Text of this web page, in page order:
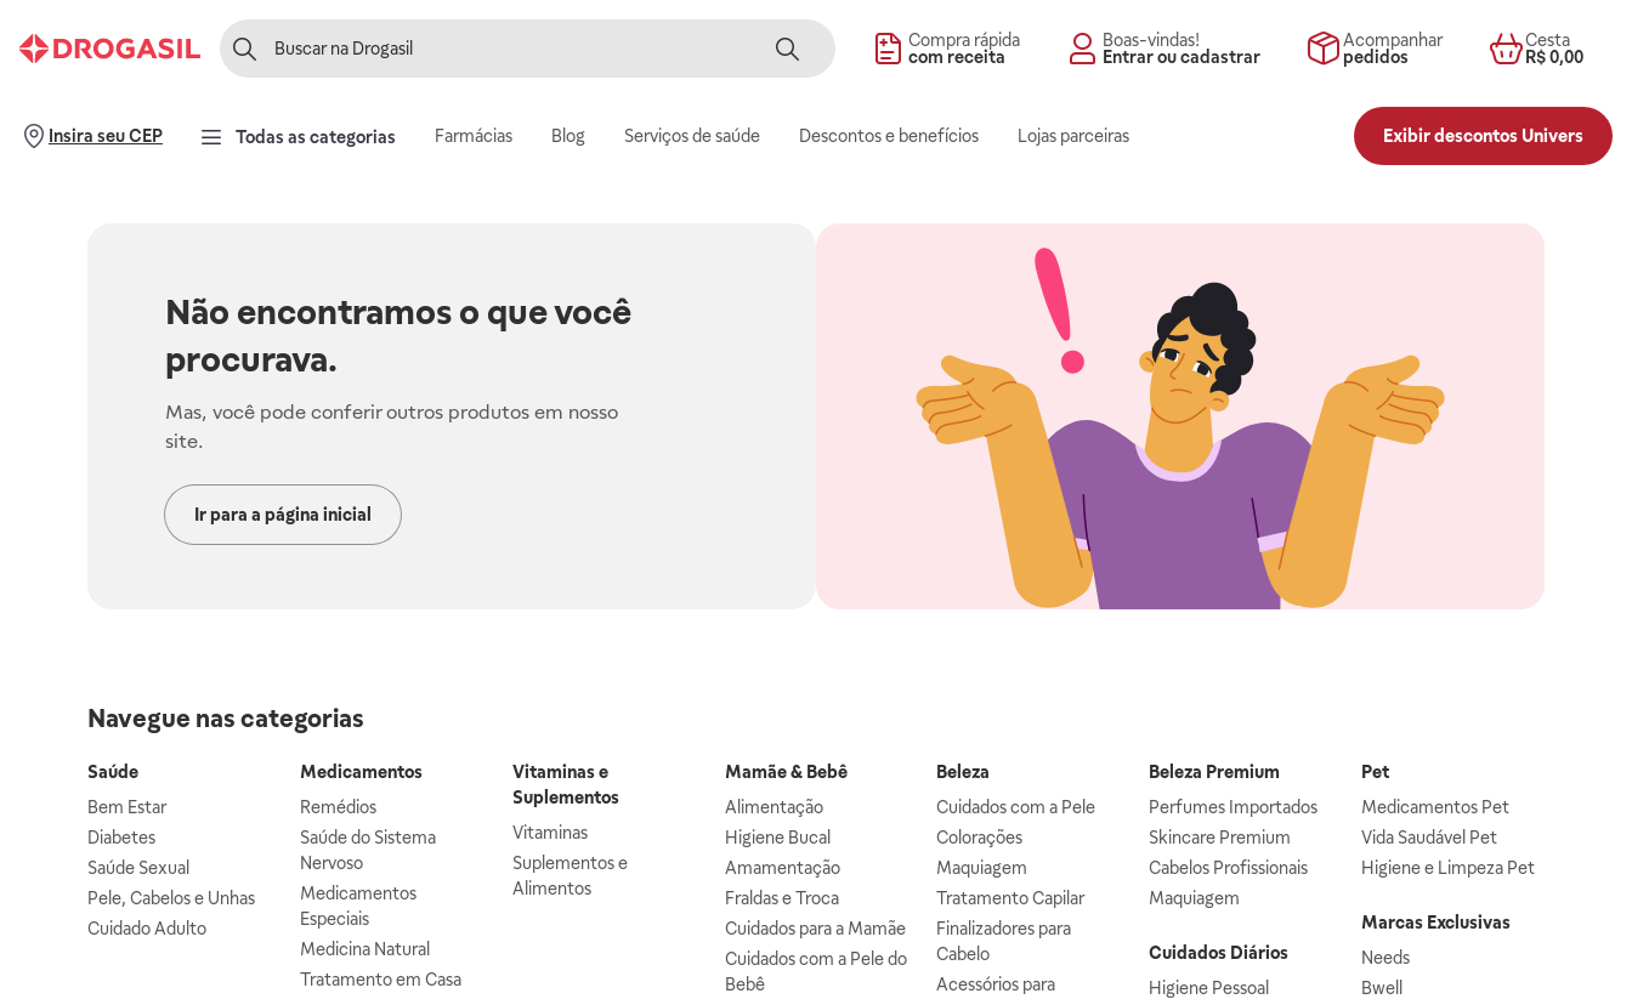
Compra rápida
com receita
Boas-vindas!
Entrar ou cadastrar
Acompanhar
pedidos
Cesta
R$ 0,00
Insira seu CEP Todas as categorias Farmácias Blog Serviços de saúde Descontos e benefícios Lojas parceiras Exibir descontos Univers
Não encontramos o que você
procurava.
Mas, você pode conferir outros produtos em nosso
site.
Ir para a página inicial
Navegue nas categorias
Saúde
Bem Estar
Diabetes
Saúde Sexual
Pele, Cabelos e Unhas
Cuidado Adulto
Medicamentos
Remédios
Saúde do Sistema
Nervoso
Medicamentos
Especiais
Medicina Natural
Tratamento em Casa
Vitaminas e
Suplementos
Vitaminas
Suplementos e
Alimentos
Mamãe & Bebê
Alimentação
Higiene Bucal
Amamentação
Fraldas e Troca
Cuidados para a Mamãe
Cuidados com a Pele do
Bebê
Beleza
Cuidados com a Pele
Colorações
Maquiagem
Tratamento Capilar
Finalizadores para
Cabelo
Acessórios para
Beleza Premium
Perfumes Importados
Skincare Premium
Cabelos Profissionais
Maquiagem
Cuidados Diários
Higiene Pessoal
Pet
Medicamentos Pet
Vida Saudável Pet
Higiene e Limpeza Pet
Marcas Exclusivas
Needs
Bwell